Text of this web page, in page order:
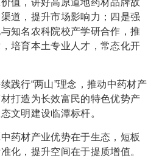
值，讲好高原道地药材品牌故
道，提升市场影响力；四是强
知名农科院校产学研合作，推
培育本土专业人才，常态化开
行“两山”理念，推动中药材产
打造为长效富民的特色优势产
文明建设临潭标杆。
材产业优势在于生态，短板
化，提升空间在于提质增值。